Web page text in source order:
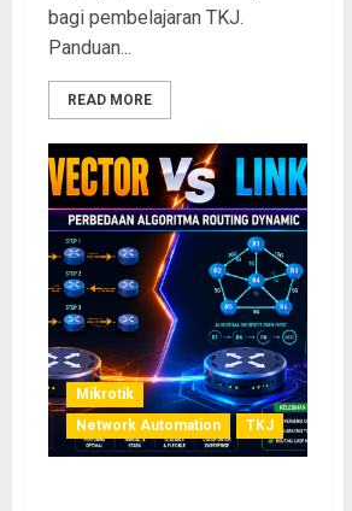
bagi pembelajaran TKJ.
Panduan...
READ MORE
Mikrotik
Network Automation
TKJ